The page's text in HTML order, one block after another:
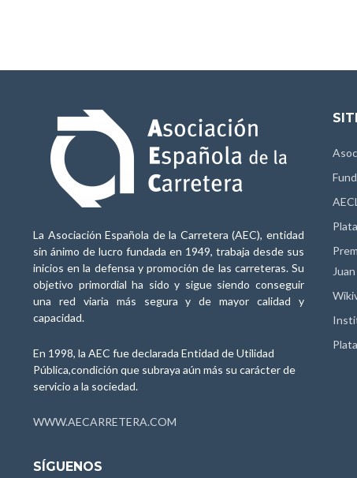
La Asociación Española de la Carretera (AEC), entidad
sin ánimo de lucro fundada en 1949, trabaja desde sus
inicios en la defensa y promoción de las carreteras. Su
objetivo primordial ha sido y sigue siendo conseguir
una red viaria más segura y de mayor calidad y
capacidad.
En 1998, la AEC fue declarada Entidad de Utilidad
Pública,condición que subraya aún más su carácter de
servicio a la sociedad.
WWW.AECARRETERA.COM
SÍGUENOS